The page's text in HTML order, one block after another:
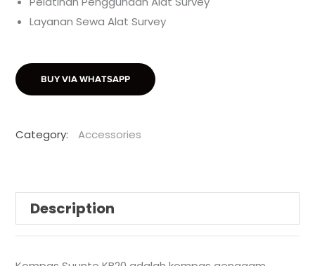
Layanan Sewa Alat Survey
BUY VIA WHATSAPP
Category: Accessories
Description